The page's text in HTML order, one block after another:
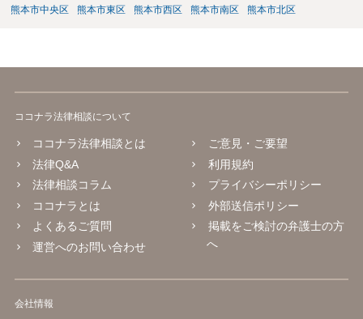
熊本市中央区
熊本市東区 熊本市西区 熊本市南区 熊本市北区
ココナラ法律相談について
ココナラ法律相談とは
法律Q&A
法律相談コラム
ココナラとは
よくあるご質問
運営へのお問い合わせ
ご意見・ご要望
利用規約
プライバシーポリシー
外部送信ポリシー
掲載をご検討の弁護士の方
へ
会社情報